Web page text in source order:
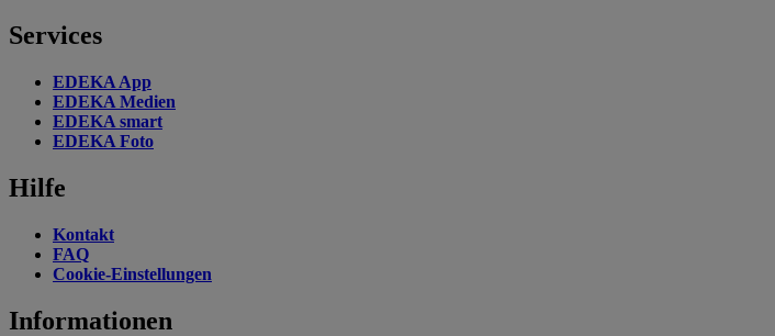
Services
EDEKA App
EDEKA Medien
EDEKA smart
EDEKA Foto
Hilfe
Kontakt
FAQ
Cookie-Einstellungen
Informationen